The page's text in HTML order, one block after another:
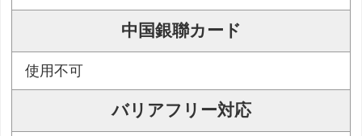
中国銀聯カード
使用不可
バリアフリー対応